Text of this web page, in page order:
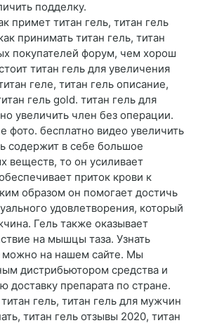
подделку.
примет титан гель, титан гель
принимать титан гель, титан
покупателей форум, чем хорош
титан гель для увеличения
геле, титан гель описание,
гель gold. титан гель для
увеличить член без операции.
фото. бесплатно видео увеличить
содержит в себе большое
веществ, то он усиливает
приток крови к
образом он помогает достичь
удовлетворения, который
Гель также оказывает
на мышцы таза. Узнать
можно на нашем сайте. Мы
дистрибьютором средства и
доставку препарата по стране.
гель, титан гель для мужчин
титан гель отзывы 2020, титан